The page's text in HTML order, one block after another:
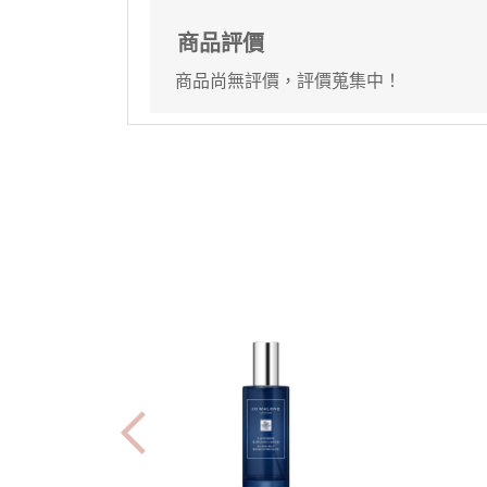
商品評價
商品尚無評價，評價蒐集中！